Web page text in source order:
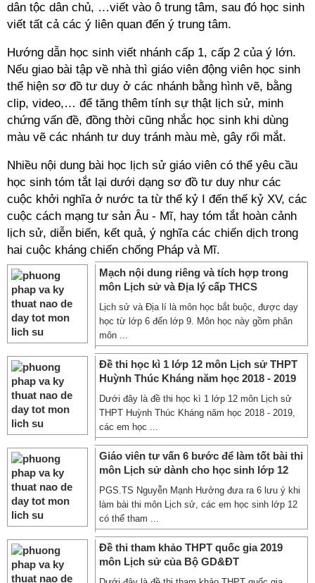
dân tộc dân chủ, …viết vào ô trung tâm, sau đó học sinh
viết tất cả các ý liên quan đến ý trung tâm.
Hướng dẫn học sinh viết nhánh cấp 1, cấp 2 của ý lớn.
Nếu giao bài tập về nhà thì giáo viên động viên học sinh
thể hiện sơ đồ tư duy ở các nhánh bằng hình vẽ, bằng
clip, video,… để tăng thêm tính sự thật lịch sử, minh
chứng vấn đề, đồng thời cũng nhắc học sinh khi dùng
màu vẽ các nhánh tư duy tránh màu mè, gây rối mắt.
Nhiều nội dung bài học lịch sử giáo viên có thể yêu cầu
học sinh tóm tắt lại dưới dạng sơ đồ tư duy như các
cuộc khởi nghĩa ở nước ta từ thế kỷ I đến thế kỷ XV, các
cuộc cách mạng tư sản Âu - Mĩ, hay tóm tắt hoàn cảnh
lịch sử, diễn biến, kết quả, ý nghĩa các chiến dịch trong
hai cuộc kháng chiến chống Pháp và Mĩ.
Mạch nội dung riêng và tích hợp trong
môn Lịch sử và Địa lý cấp THCS
Lịch sử và Địa lí là môn học bắt buộc, được dạy
học từ lớp 6 đến lớp 9. Môn học này gồm phân
môn ...
Đề thi học kì 1 lớp 12 môn Lịch sử THPT
Huỳnh Thúc Kháng năm học 2018 - 2019
Dưới đây là đề thi học kì 1 lớp 12 môn Lịch sử
THPT Huỳnh Thúc Kháng năm học 2018 - 2019,
các em học ...
Giáo viên tư vấn 6 bước để làm tốt bài thi
môn Lịch sử dành cho học sinh lớp 12
PGS.TS Nguyễn Mạnh Hưởng đưa ra 6 lưu ý khi
làm bài thi môn Lịch sử, các em học sinh lớp 12
có thể tham ...
Đề thi tham khảo THPT quốc gia 2019
môn Lịch sử của Bộ GD&ĐT